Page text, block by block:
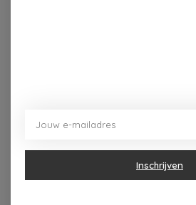
Inschrijven